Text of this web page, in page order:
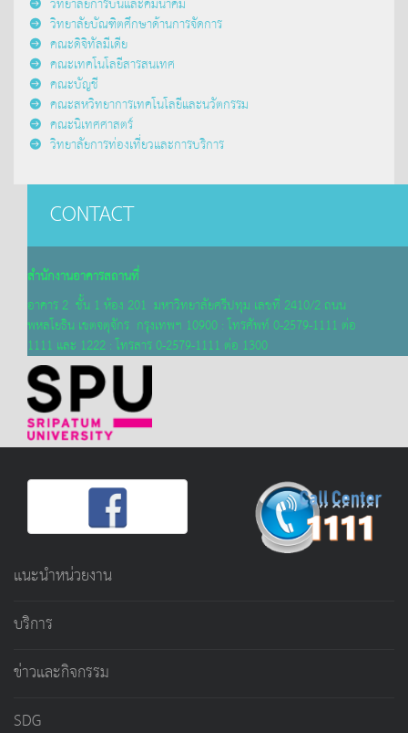
วิทยาลัยบัณฑิตศึกษาด้านการจัดการ
คณะดิจิทัลมีเดีย
คณะเทคโนโลยีสารสนเทศ
คณะบัญชี
คณะสหวิทยาการเทคโนโลยีและนวัตกรรม
คณะนิเทศศาสตร์
วิทยาลัยการท่องเที่ยวและการบริการ
CONTACT
สำนักงานอาคารสถานที่
อาคาร 2 ชั้น 1 ห้อง 201 มหาวิทยาลัยศรีปทุม เลขที่ 2410/2 ถนน
พหลโยธิน เขตจตุจักร กรุงเทพฯ 10900 : โทรศัพท์ 0-2579-1111 ต่อ
1111 และ 1222 : โทรสาร 0-2579-1111 ต่อ 1300
แนะนำหน่วยงาน
บริการ
ข่าวและกิจกรรม
SDG